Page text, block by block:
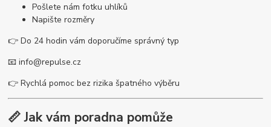
Pošlete nám fotku uhlíků
Napište rozměry
👉 Do 24 hodin vám doporučíme správný typ
📧info@repulse.cz
👉 Rychlá pomoc bez rizika špatného výběru
📏 Jak vám poradna pomůže